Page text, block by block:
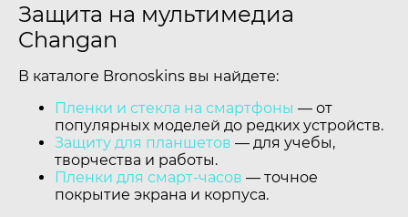
Защита на мультимедиа
Changan
В каталоге Bronoskins вы найдете:
Пленки и стекла на смартфоны — от
популярных моделей до редких устройств.
Защиту для планшетов — для учебы,
творчества и работы.
Пленки для смарт-часов — точное
покрытие экрана и корпуса.